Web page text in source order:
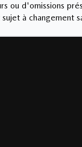
d'omissions
à changement